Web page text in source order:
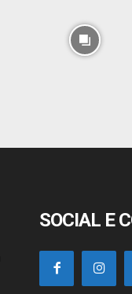
SOCIAL E